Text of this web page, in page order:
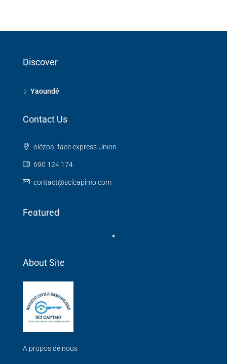
Discover
Yaoundé
Contact Us
olézoa, face express Union
690 124 174
contact@scicapimo.com
Featured
About Site
A propos de nous